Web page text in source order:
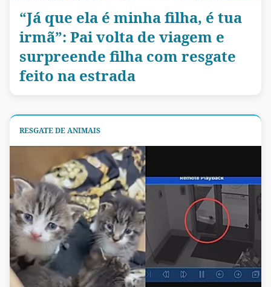
“Já que ela é minha filha, é tua
irmã”: Pai volta de viagem e
surpreende filha com resgate
feito na estrada
RESGATE DE ANIMAIS